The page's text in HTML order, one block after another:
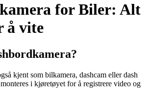
for Biler: Alt
å vite
kjent som bilkamera, dashcam eller dash
i kjøretøyet for å registrere video og